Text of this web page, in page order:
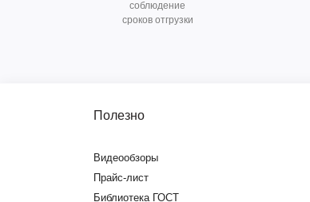
соблюдение
сроков отгрузки
Полезно
Видеообзоры
Прайс-лист
Библиотека ГОСТ